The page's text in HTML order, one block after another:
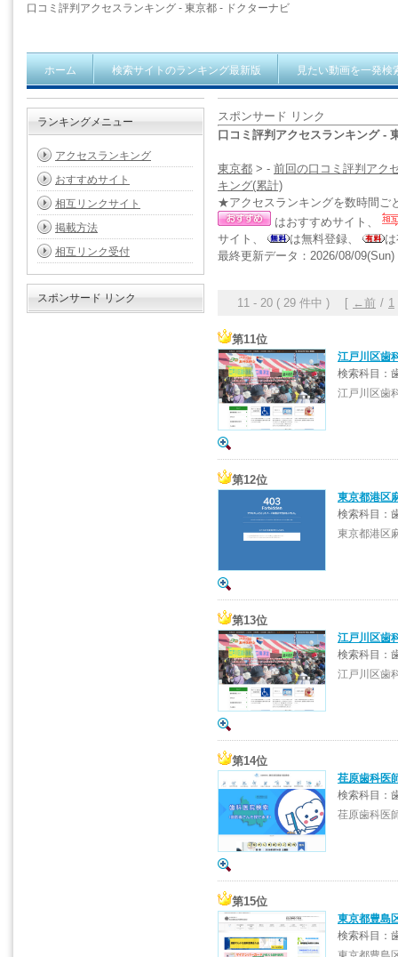
口コミ評判アクセスランキング - 東京都 - ドクターナビ
ホーム 検索サイトのランキング最新版 見たい動画を一発検
スポンサード リンク
口コミ評判アクセスランキング -
東京都 > - 前回の口コミ評判アク
キング(累計)
★アクセスランキングを数時間ご
はおすすめサイト、
サイト、
は無料登録、
最終更新データ：2026/08/09(Sun)
11 - 20 ( 29 件中 ) [ ←前 / 1
第11位
江戸川区歯
検索科目：
江戸川区歯
第12位
東京都港区
検索科目：
東京都港区
第13位
江戸川区歯
検索科目：
江戸川区歯
第14位
荏原歯科医
検索科目：
荏原歯科医
第15位
東京都豊島
検索科目：
ランキングメニュー
アクセスランキング
おすすめサイト
相互リンクサイト
掲載方法
相互リンク受付
スポンサード リンク